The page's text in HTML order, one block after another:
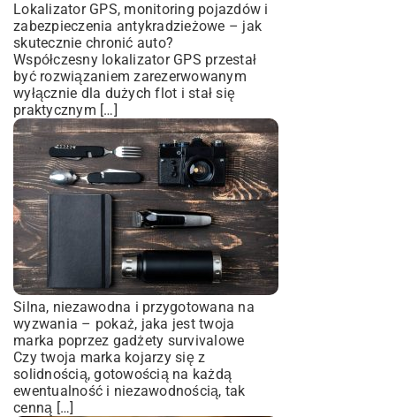
Lokalizator GPS, monitoring pojazdów i
zabezpieczenia antykradzieżowe – jak
skutecznie chronić auto?
Współczesny lokalizator GPS przestał
być rozwiązaniem zarezerwowanym
wyłącznie dla dużych flot i stał się
praktycznym […]
Silna, niezawodna i przygotowana na
wyzwania – pokaż, jaka jest twoja
marka poprzez gadżety survivalowe
Czy twoja marka kojarzy się z
solidnością, gotowością na każdą
ewentualność i niezawodnością, tak
cenną […]